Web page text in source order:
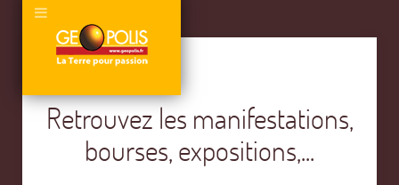
Retrouvez les manifestations,
bourses, expositions,...